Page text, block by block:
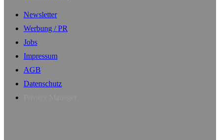
Newsletter
Werbung / PR
Jobs
Impressum
AGB
Datenschutz